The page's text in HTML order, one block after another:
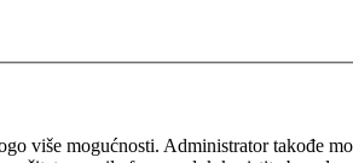
više mogućnosti. Administrator takođe